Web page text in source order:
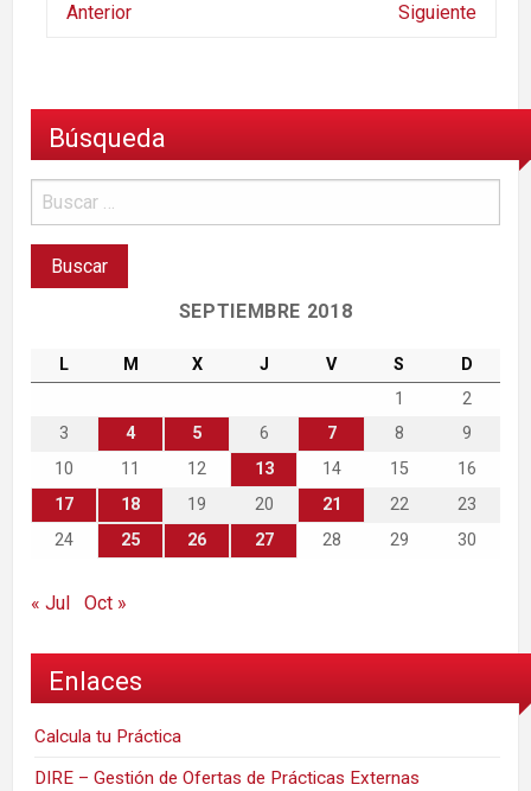
Anterior Siguiente
Búsqueda
SEPTIEMBRE 2018
L M X J V S
D
1
2
3
4 5 6 7 8
9
10
11 12 13 14 15
16
17
18 19 20 21 22
23
24
25 26 27 28 29 30
« Jul Oct »
Enlaces
Calcula tu Práctica
DIRE – Gestión de Ofertas de Prácticas Externas